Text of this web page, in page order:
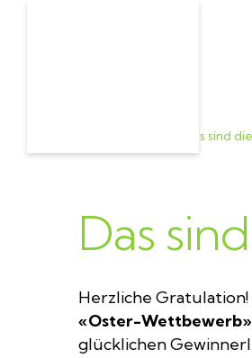
Das sind
Das
Herzliche
«Oster-Wettbewerb»
glücklichen